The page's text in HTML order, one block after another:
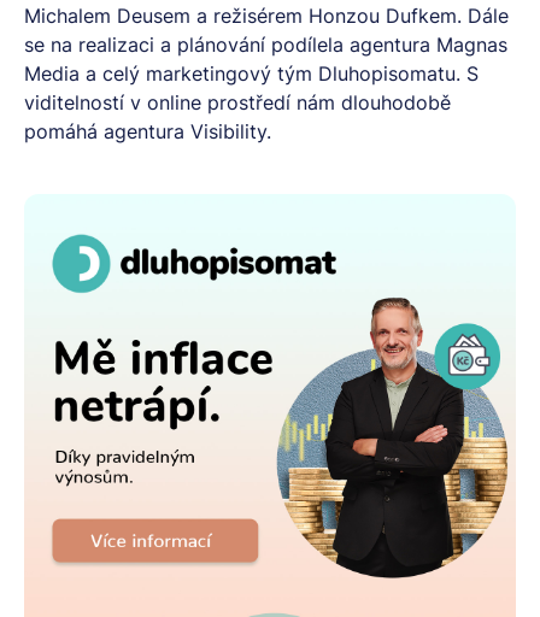
Michalem Deusem a režisérem Honzou Dufkem. Dále
se na realizaci a plánování podílela agentura Magnas
Media a celý marketingový tým Dluhopisomatu. S
viditelností v online prostředí nám dlouhodobě
pomáhá agentura Visibility.